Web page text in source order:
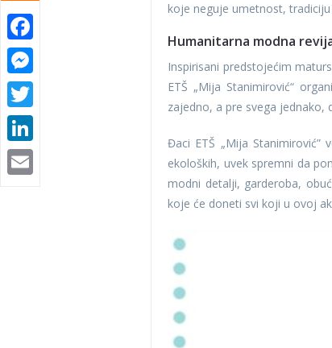
koje neguje umetnost,
Humanitarna modna
Inspirisani predstojećim
ETŠ „Mija Stanimirović“
zajedno, a pre svega jednako,
Đaci ETŠ „Mija
ekoloških, uvek spremni da
modni detalji, garderoba,
koje će doneti svi koji u ovoj